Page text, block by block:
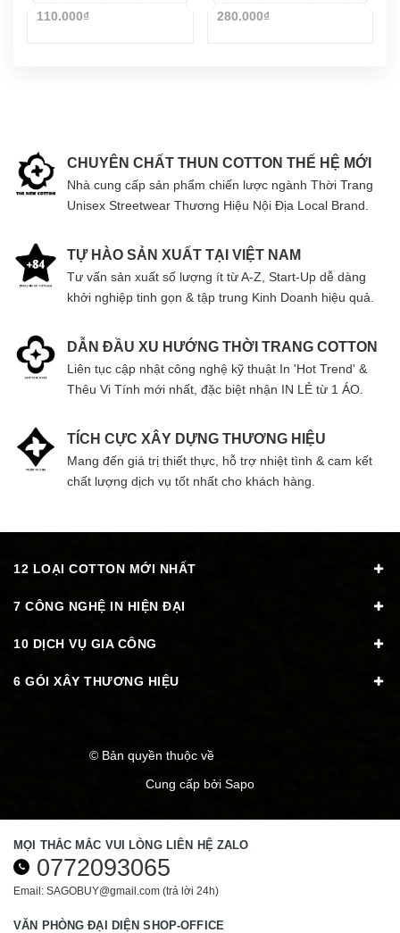
110.000₫
YÊU CẦU
280.000₫
CHUYÊN CHẤT THUN COTTON THẾ HỆ MỚI
Nhà cung cấp sản phẩm chiến lược ngành Thời Trang
Unisex Streetwear Thương Hiệu Nội Địa Local Brand.
TỰ HÀO SẢN XUẤT TẠI VIỆT NAM
Tư vấn sản xuất số lượng ít từ A-Z, Start-Up dễ dàng
khởi nghiệp tinh gọn & tập trung Kinh Doanh hiệu quả.
DẪN ĐẦU XU HƯỚNG THỜI TRANG COTTON
Liên tục cập nhật công nghệ kỹ thuật In 'Hot Trend' &
Thêu Vi Tính mới nhất, đặc biệt nhận IN LẺ từ 1 ÁO.
TÍCH CỰC XÂY DỰNG THƯƠNG HIỆU
Mang đến giá trị thiết thực, hỗ trợ nhiệt tình & cam kết
chất lượng dịch vụ tốt nhất cho khách hàng.
12 LOẠI COTTON MỚI NHẤT
7 CÔNG NGHỆ IN HIỆN ĐẠI
10 DỊCH VỤ GIA CÔNG
6 GÓI XÂY THƯƠNG HIỆU
© Bản quyền thuộc về
Cung cấp bởi Sapo
MỌI THẮC MẮC VUI LÒNG LIÊN HỆ ZALO
0772093065
Email: SAGOBUY@gmail.com (trả lời 24h)
VĂN PHÒNG ĐẠI DIỆN SHOP-OFFICE